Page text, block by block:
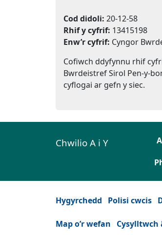
Cod didoli: 20-12-58
Rhif y cyfrif: 13415198
Enw’r cyfrif: Cyngor
Cofiwch ddyfynnu rhif
Bwrdeistref Sirol Pen-y-
cyflogai ar gefn y siec.
Chwilio A i Y A
Hygyrchedd Polisi cwcis
Map o’r wefan Cysylltwch